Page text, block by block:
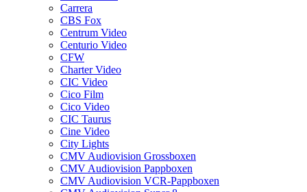
Carrera
CBS Fox
Centrum Video
Centurio Video
CFW
Charter Video
CIC Video
Cico Film
Cico Video
CIC Taurus
Cine Video
City Lights
CMV Audiovision Grossboxen
CMV Audiovision Pappboxen
CMV Audiovision VCR-Pappboxen